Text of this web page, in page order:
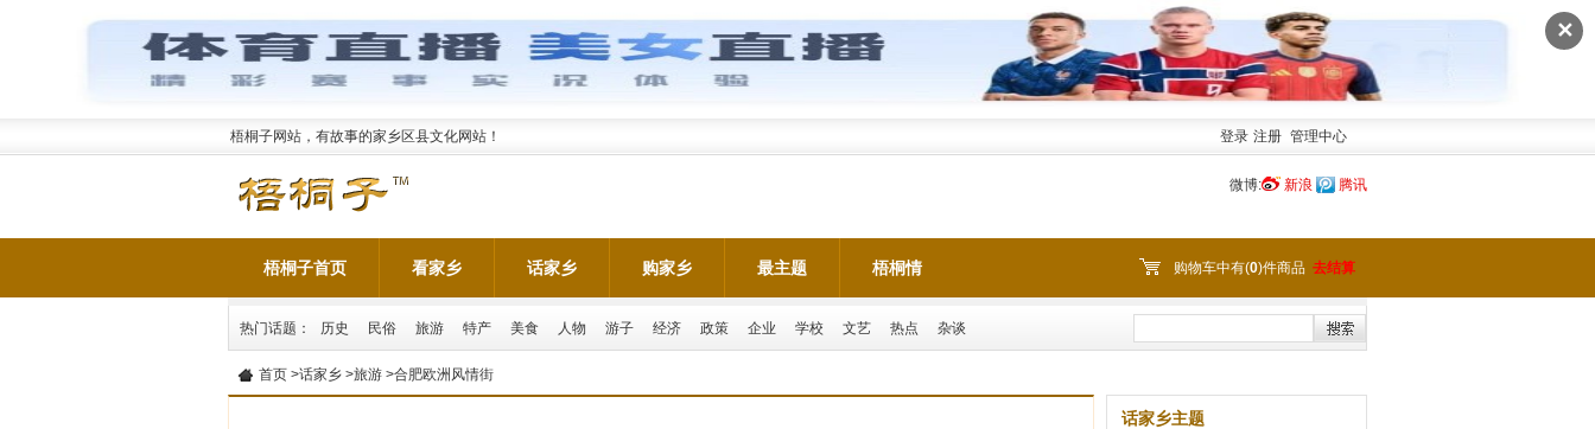
✕
梧桐子网站，有故事的家乡区县文化网站！ 登录 注册 管理中心
微博: 新浪 腾讯
梧桐子首页 看家乡 话家乡 购家乡 最主题 梧桐情 购物车中有(0)件商品 去结算
热门话题： 历史 民俗 旅游 特产 美食 人物 游子 经济 政策 企业 学校 文艺 热点 杂谈
首页 >话家乡 >旅游 >合肥欧洲风情街
话家乡主题